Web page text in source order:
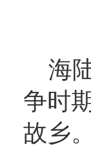
海
争时
故乡